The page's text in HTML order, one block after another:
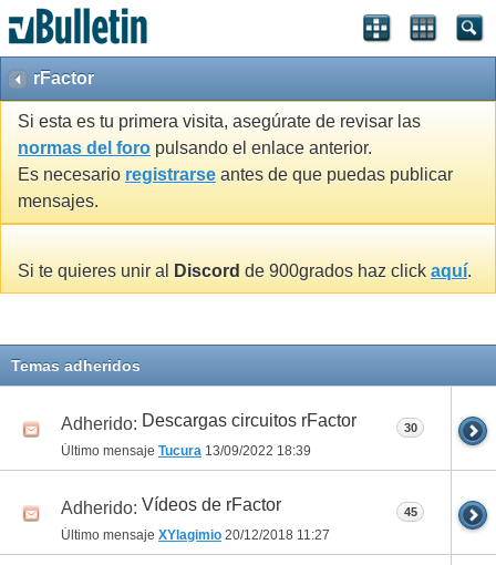
rFactor
Si esta es tu primera visita, asegúrate de revisar las
normas del foro pulsando el enlace anterior.
Es necesario registrarse antes de que puedas publicar
mensajes.
Si te quieres unir al Discord de 900grados haz click aquí.
Temas adheridos
Adherido: Descargas circuitos rFactor
Último mensaje Tucura 13/09/2022 18:39
30
Adherido: Vídeos de rFactor
Último mensaje XYlagimio 20/12/2018 11:27
45